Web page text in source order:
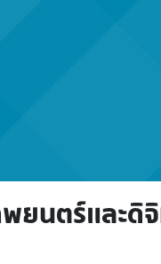
ยนตร์และดิ